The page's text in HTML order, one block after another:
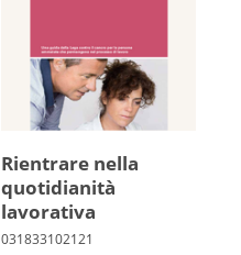
Rientrare nella
quotidianità
lavorativa